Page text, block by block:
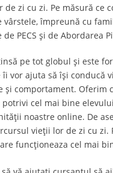
zi cu zi. Pe măsură ce
vârstele, împreună cu
PECS și de Abordarea
pe tot globul și este
vor ajuta să își conducă
și comportament. Oferim
cel mai bine
noastre online. De
vieții lor de zi cu
funcționeaza cel mai